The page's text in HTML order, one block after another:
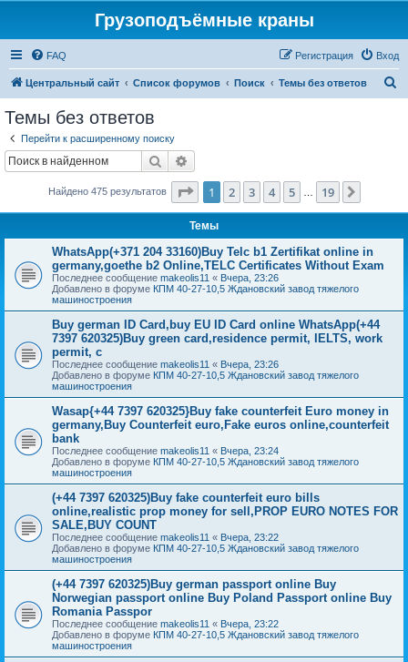
Грузоподъёмные краны
FAQ Вход
Регистрация
Центральный сайт Список форумов Поиск Темы без ответов
Темы без ответов
Перейти к расширенному поиску
Поиск
Найдено 475 результатов Страница из 19
1 2 3 4 5 19
Темы
WhatsApp(+371 204 33160)Buy Telc b1 Zertifikat online in
germany,goethe b2 Online,TELC Certificates Without Exam
Последнее сообщение makeolis11 « Вчера, 23:26
Добавлено в форуме КПМ 40-27-10,5 Ждановский завод тяжелого
машиностроения
Buy german ID Card,buy EU ID Card online WhatsApp(+44
7397 620325)Buy green card,residence permit, IELTS, work
permit, c
Последнее сообщение makeolis11 « Вчера, 23:26
Добавлено в форуме КПМ 40-27-10,5 Ждановский завод тяжелого
машиностроения
Wasap{+44 7397 620325}Buy fake counterfeit Euro money in
germany,Buy Counterfeit euro,Fake euros online,counterfeit
bank
Последнее сообщение makeolis11 « Вчера, 23:24
Добавлено в форуме КПМ 40-27-10,5 Ждановский завод тяжелого
машиностроения
(+44 7397 620325)Buy fake counterfeit euro bills
online,realistic prop money for sell,PROP EURO NOTES FOR
SALE,BUY COUNT
Последнее сообщение makeolis11 « Вчера, 23:22
Добавлено в форуме КПМ 40-27-10,5 Ждановский завод тяжелого
машиностроения
(+44 7397 620325)Buy german passport online Buy
Norwegian passport online Buy Poland Passport online Buy
Romania Passpor
Последнее сообщение makeolis11 « Вчера, 23:22
Добавлено в форуме КПМ 40-27-10,5 Ждановский завод тяжелого
машиностроения